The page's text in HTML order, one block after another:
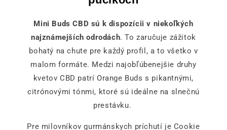
Mini Buds CBD sú k dispozícii v niekoľkých
najznámejších odrodách. To zaručuje zážitok
bohatý na chute pre každý profil, a to všetko v
malom formáte. Medzi najobľúbenejšie druhy
kvetov CBD patrí Orange Buds s pikantnými,
citrónovými tónmi, ktoré sú ideálne na slnečnú
prestávku.
Pre milovníkov gurmánskych príchutí je Cookie